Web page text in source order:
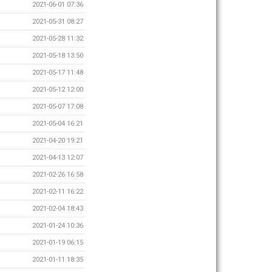
2021-06-01 07:36
2021-05-31 08:27
2021-05-28 11:32
2021-05-18 13:50
2021-05-17 11:48
2021-05-12 12:00
2021-05-07 17:08
2021-05-04 16:21
2021-04-20 19:21
2021-04-13 12:07
2021-02-26 16:58
2021-02-11 16:22
2021-02-04 18:43
2021-01-24 10:36
2021-01-19 06:15
2021-01-11 18:35